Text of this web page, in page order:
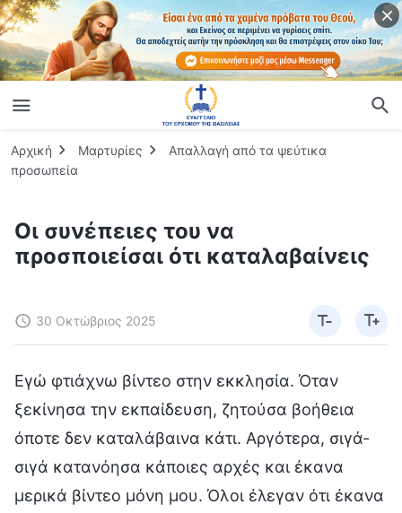
Αρχική Μαρτυρίες
Απαλλαγή από τα ψεύτικα
προσωπεία
Οι συνέπειες του να
προσποιείσαι ότι καταλαβαίνεις
30 Οκτώβριος 2025
Εγώ φτιάχνω βίντεο στην εκκλησία. Όταν
ξεκίνησα την εκπαίδευση, ζητούσα βοήθεια
όποτε δεν καταλάβαινα κάτι. Αργότερα, σιγά-
σιγά κατανόησα κάποιες αρχές και έκανα
μερικά βίντεο μόνη μου. Όλοι έλεγαν ότι έκανα